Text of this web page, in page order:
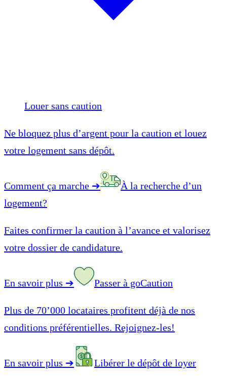
Louer sans caution
Ne bloquez plus d’argent pour la caution et louez
votre logement sans dépôt.
Comment ça marche ➔
À la recherche d’un
logement?
Faites confirmer la caution à l’avance et valorisez
votre dossier de candidature.
En savoir plus ➔ Passer à goCaution
Plus de 70’000 locataires profitent déjà de nos
conditions préférentielles. Rejoignez-les!
En savoir plus ➔ Libérer le dépôt de loyer